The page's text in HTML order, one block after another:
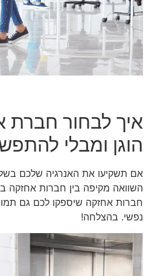
איך לבחור חברת
הוגן ומבלי
אם תשקיעו את האנרגיה שלכם
השוואה מקיפה בין חברות אחזקה
חברות אחזקה שיספקו לכם גם
נפשי. בהצלחה!